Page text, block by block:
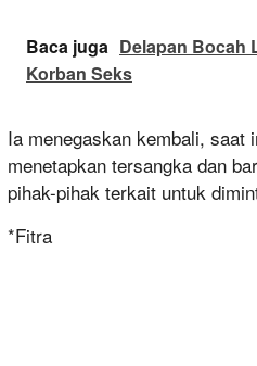
Baca juga Delapan Bocah
Korban Seks
Ia menegaskan kembali, saat
menetapkan tersangka dan
pihak-pihak terkait untuk
*Fitra